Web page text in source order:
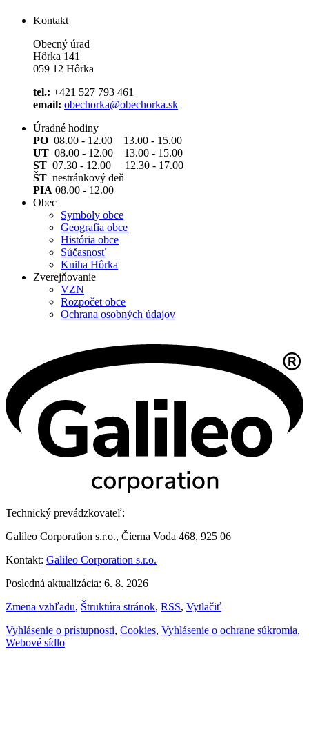
Kontakt
Obecný úrad
Hôrka 141
059 12 Hôrka
tel.: +421 527 793 461
email: obechorka@obechorka.sk
Úradné hodiny
PO 08.00 - 12.00 13.00 - 15.00
UT 08.00 - 12.00 13.00 - 15.00
ST 07.30 - 12.00 12.30 - 17.00
ŠT nestránkový deň
PIA 08.00 - 12.00
Obec
Symboly obce
Geografia obce
História obce
Súčasnosť
Kniha Hôrka
Zverejňovanie
VZN
Rozpočet obce
Ochrana osobných údajov
Technický prevádzkovateľ:
Galileo Corporation s.r.o., Čierna Voda 468, 925 06
Kontakt: Galileo Corporation s.r.o.
Posledná aktualizácia: 6. 8. 2026
Zmena vzhľadu, Štruktúra stránok, RSS, Vytlačiť
Vyhlásenie o prístupnosti, Cookies, Vyhlásenie o ochrane súkromia,
Webové sídlo